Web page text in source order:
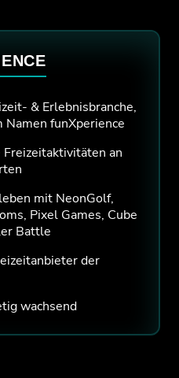
& Erlebnisbranche,
funXperience
an
mit NeonGolf,
Pixel Games, Cube
Battle
der
wachsend